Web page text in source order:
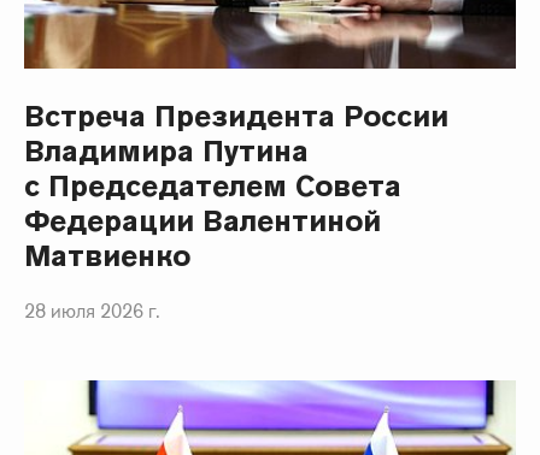
Встреча Президента России
Владимира Путина
с Председателем Совета
Федерации Валентиной
Матвиенко
28 июля 2026 г.